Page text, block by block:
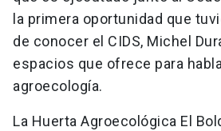
la primera oportunidad que
de conocer el CIDS, Michel
espacios que ofrece para
agroecología.
La Huerta Agroecológica El